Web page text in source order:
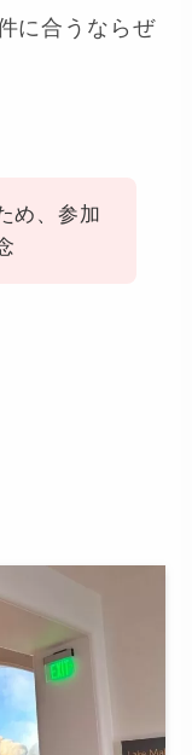
に合うならぜ
め、参加